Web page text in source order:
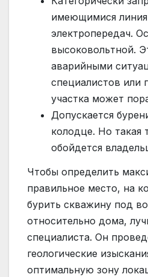
имеющимися
электропередач.
высоковольтной.
аварийными
специалистов или
участка может
Допускается
колодце. Но такая
обойдется
Чтобы определить
правильное место, на
бурить скважину под
относительно дома,
специалиста. Он
геологические
оптимальную зону